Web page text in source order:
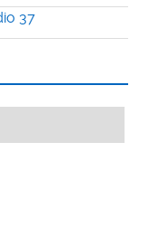
37